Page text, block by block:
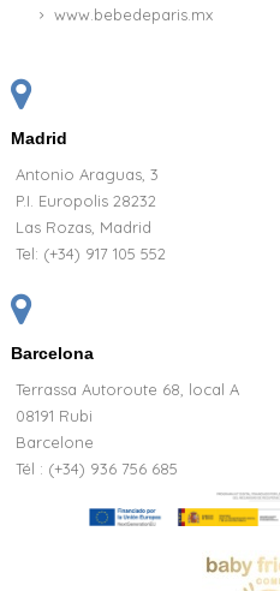
www.bebedeparis.mx
Madrid
Antonio Araguas, 3
P.I. Europolis 28232
Las Rozas, Madrid
Tel: (+34) 917 105 552
Barcelona
Terrassa Autoroute 68, local A
08191 Rubi
Barcelone
Tél : (+34) 936 756 685